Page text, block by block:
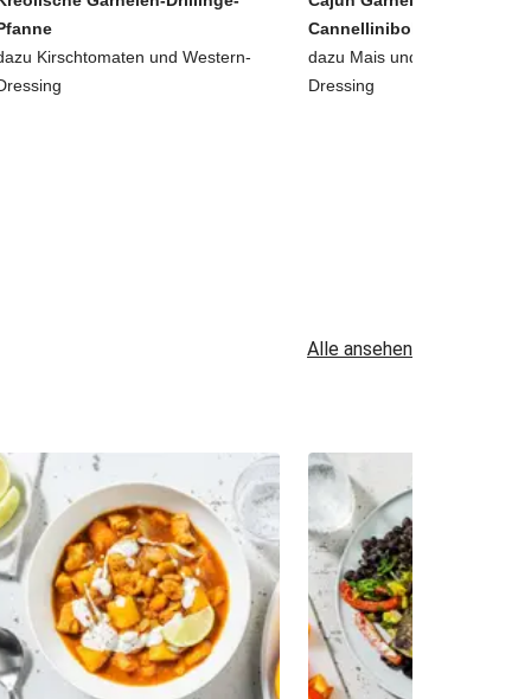
Kirschtomaten und Western-
Cannellinibohnen-Salat
dazu Mais und Buttermilch-
Dressing
Alle ansehen